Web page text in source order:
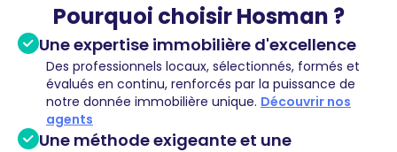
Pourquoi choisir Hosman ?
Une expertise immobilière d'excellence
Des professionnels locaux, sélectionnés, formés et
évalués en continu, renforcés par la puissance de
notre donnée immobilière unique. Découvrir nos
agents
Une méthode exigeante et une